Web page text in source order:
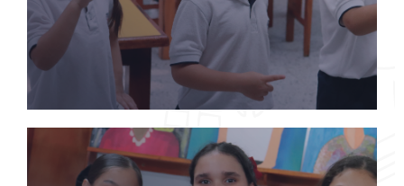
PREESCOLAR